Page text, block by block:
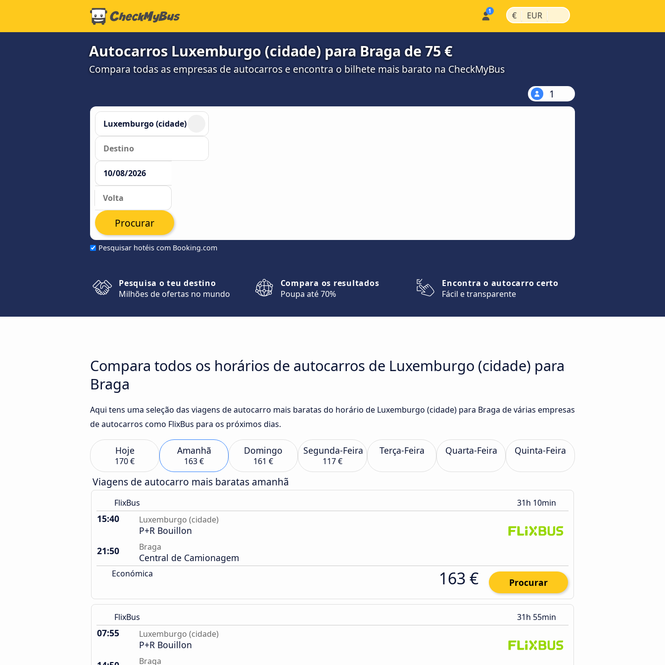
€ | EUR |
Autocarros Luxemburgo (cidade) para Braga de 75 €
Compara todas as empresas de autocarros e encontra o bilhete mais barato na CheckMyBus
1
Pesquisar hotéis com Booking.com
Procurar
Pesquisa o teu destino
Milhões de ofertas no mundo
Compara os resultados
Poupa até 70%
Encontra o autocarro certo
Fácil e transparente
Compara todos os horários de autocarros de Luxemburgo (cidade) para
Braga
Aqui tens uma seleção das viagens de autocarro mais baratas do horário de Luxemburgo (cidade) para Braga de várias empresas
de autocarros como FlixBus para os próximos dias.
Hoje
170 €
Amanhã
163 €
Domingo
161 €
Segunda-Feira
117 €
Terça-Feira Quarta-Feira Quinta-Feira
Viagens de autocarro mais baratas amanhã
FlixBus 31h 10min
15:40 Luxemburgo (cidade)
P+R Bouillon
21:50
Braga
Central de Camionagem
Económica 163 € Procurar
FlixBus 31h 55min
07:55 Luxemburgo (cidade)
P+R Bouillon
Braga